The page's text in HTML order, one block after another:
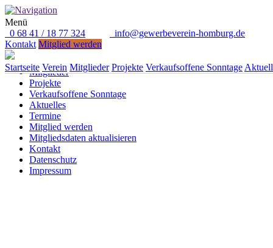
Menü
Direkt anrufen: 0 68 41 / 18 77 324
Startseite
Mitglieder
Projekte
Verkaufsoffene Sonntage
Aktuelles
Termine
Mitglied werden
Mitgliedsdaten aktualisieren
Kontakt
Datenschutz
Impressum
0 68 41 / 18 77 324
info@gewerbeverein-homburg.de
Kontakt Mitglied werden
Startseite Verein Mitglieder Projekte Verkaufsoffene Sonntage
Mit Wirtschaftsministerin